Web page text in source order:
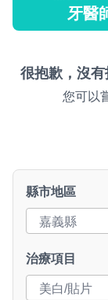
牙醫
很抱歉，沒有
您可以
縣市地區
治療項目